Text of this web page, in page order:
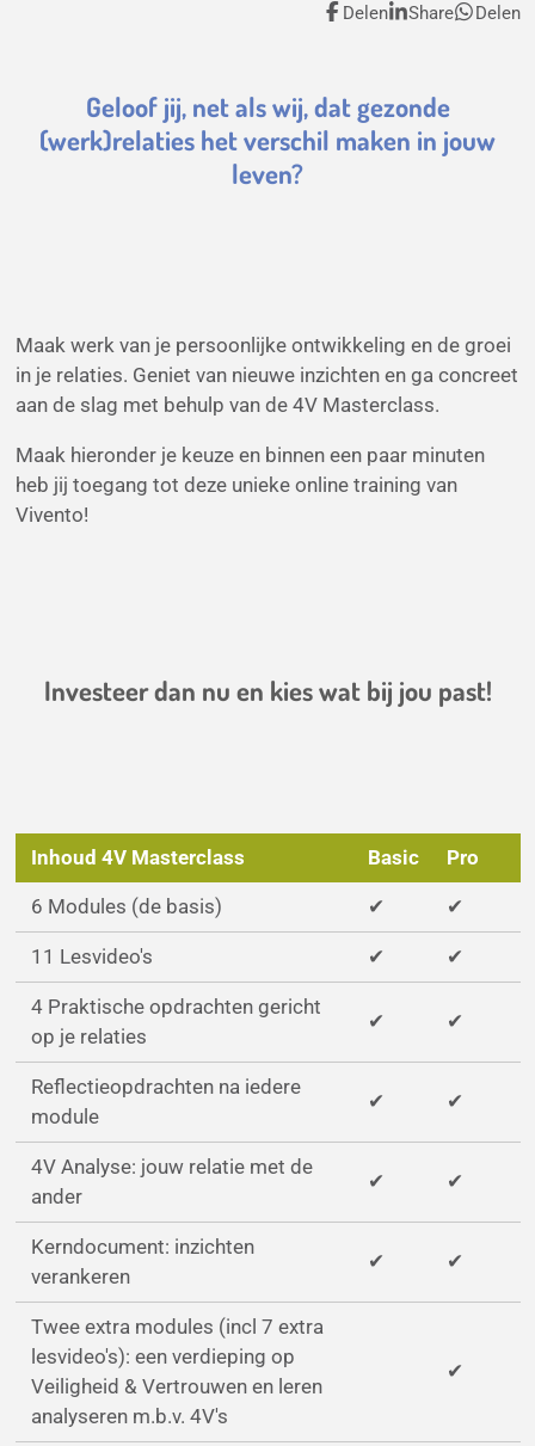
Delen Share Delen
Geloof jij, net als wij, dat gezonde
(werk)relaties het verschil maken in jouw
leven?
Maak werk van je persoonlijke ontwikkeling en de groei
in je relaties. Geniet van nieuwe inzichten en ga concreet
aan de slag met behulp van de 4V Masterclass.
Maak hieronder je keuze en binnen een paar minuten
heb jij toegang tot deze unieke online training van
Vivento!
Investeer dan nu en kies wat bij jou past!
Inhoud 4V Masterclass Basic Pro
6 Modules (de basis) ✔ ✔
11 Lesvideo's ✔ ✔
4 Praktische opdrachten gericht
op je relaties
✔ ✔
Reflectieopdrachten na iedere
module
✔ ✔
4V Analyse: jouw relatie met de
ander
✔ ✔
Kerndocument: inzichten
verankeren
✔ ✔
Twee extra modules (incl 7 extra
lesvideo's): een verdieping op
Veiligheid & Vertrouwen en leren
analyseren m.b.v. 4V's
✔